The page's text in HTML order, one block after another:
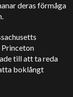
deras förmåga
till att ta reda
boklångt